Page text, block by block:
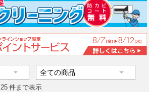
25 件まで表示